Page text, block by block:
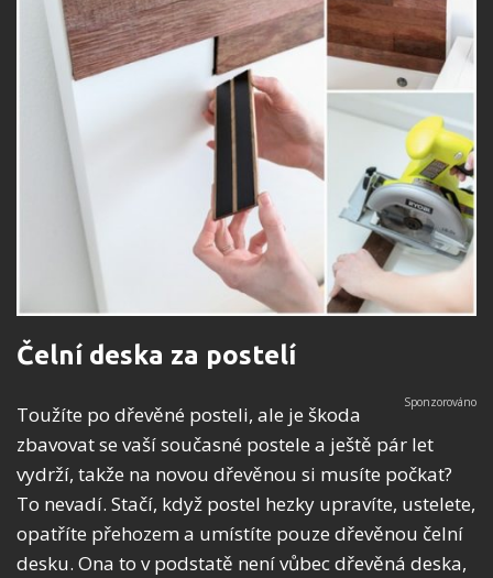
Čelní deska za postelí
Toužíte po dřevěné posteli, ale je škoda
zbavovat se vaší současné postele a ještě pár let
vydrží, takže na novou dřevěnou si musíte počkat?
To nevadí. Stačí, když postel hezky upravíte, ustelete,
opatříte přehozem a umístíte pouze dřevěnou čelní
desku. Ona to v podstatě není vůbec dřevěná deska,